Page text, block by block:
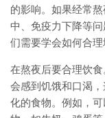
的影响。如果经常
中、免疫力下降等
们需要学会如何合理
在熬夜后要合理饮
会感到饥饿和口渴
化的食物。例如，